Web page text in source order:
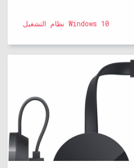
نظام التشغيل Windows 10